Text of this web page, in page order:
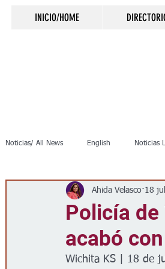
INICIO/HOME
Noticias/ All News English Noticias
Inmigración Crimen Negocios
Clima Vivienda
Policía
acabó
Ahida Velasco 18
Wichita KS | 18 de